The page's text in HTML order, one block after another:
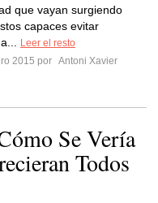
que vayan surgiendo
capaces evitar
Leer el resto
2015 por Antoni Xavier
Se Vería
Todos